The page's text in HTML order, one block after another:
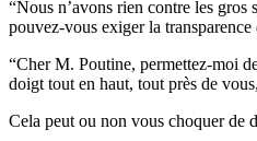
“Nous n’avons rien contre les
pouvez-vous exiger la
“Cher M. Poutine, permettez-moi
doigt tout en haut, tout près de
Cela peut ou non vous choquer de